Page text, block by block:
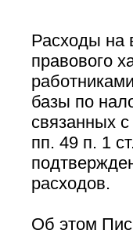
Расходы на
правового
базы по
связанных
пп. 49 п. 1
расходов.
Об этом